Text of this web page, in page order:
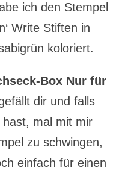
ich den Stempel
Write Stiften in
koloriert.
Box Nur für
dir und falls
mal mit mir
zu schwingen,
einfach für einen